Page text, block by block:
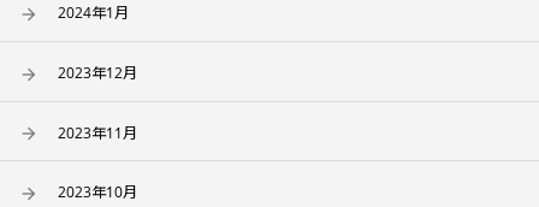
2024年1月
2023年12月
2023年11月
2023年10月